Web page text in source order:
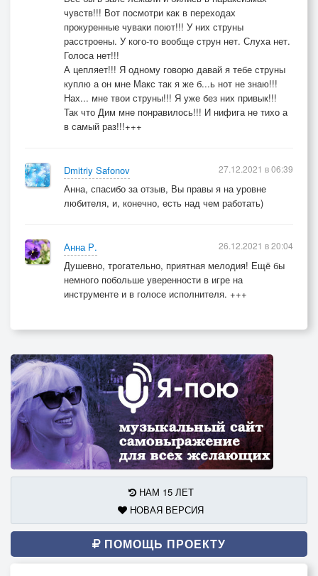
чувств!!! Вот посмотри как в переходах
прокуренные чуваки поют!!! У них струны
расстроены. У кого-то вообще струн нет. Слуха нет.
Голоса нет!!!
А цепляет!!! Я одному говорю давай я тебе струны
куплю а он мне Макс так я же б...ь нот не знаю!!!
Нах... мне твои струны!!! Я уже без них привык!!!
Так что Дим мне понравилось!!! И нифига не тихо а
в самый раз!!!+++
Dmitriy Safonov
Анна, спасибо за отзыв, Вы правы я на уровне
любителя, и, конечно, есть над чем работать)
27.12.2021 в 06:39
Анна Р.
Душевно, трогательно, приятная мелодия! Ещё бы
немного побольше уверенности в игре на
инструменте и в голосе исполнителя. +++
26.12.2021 в 20:04
НАМ 15 ЛЕТ
НОВАЯ ВЕРСИЯ
ПОМОЩЬ ПРОЕКТУ